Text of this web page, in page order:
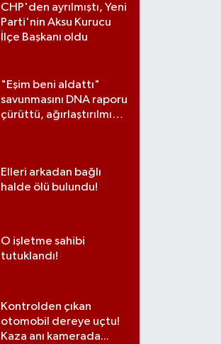
CHP'den ayrılmıştı, Yeni
Parti'nin Aksu Kurucu
İlçe Başkanı oldu
"Eşim beni aldattı"
savunmasını DNA raporu
çürüttü, ağırlaştırılmış
Elleri arkadan bağlı
halde ölü bulundu!
O işletme sahibi
tutuklandı!
Kontrolden çıkan
otomobil dereye uçtu!
Kaza anı kamerada...